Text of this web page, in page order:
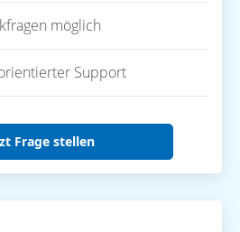
möglich
Support
Frage stellen